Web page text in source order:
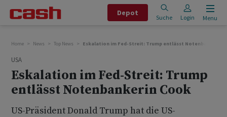
Depot
Suche Login Menu
Home News Top News Eskalation im Fed-Streit: Trump entlässt Notenbankerin
USA
Eskalation im Fed-Streit: Trump
entlässt Notenbankerin Cook
US-Präsident Donald Trump hat die US-